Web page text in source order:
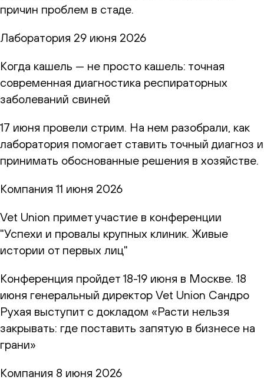
причин проблем в стаде.
Лаборатория 29 июня 2026
Когда кашель — не просто кашель: точная
современная диагностика респираторных
заболеваний свиней
17 июня провели стрим. На нем разобрали, как
лаборатория помогает ставить точный диагноз и
принимать обоснованные решения в хозяйстве.
Компания 11 июня 2026
Vet Union примет участие в конференции
"Успехи и провалы крупных клиник. Живые
истории от первых лиц"
Конференция пройдет 18-19 июня в Москве. 18
июня генеральный директор Vet Union Сандро
Рухая выступит с докладом «Расти нельзя
закрывать: где поставить запятую в бизнесе на
грани»
Компания 8 июня 2026